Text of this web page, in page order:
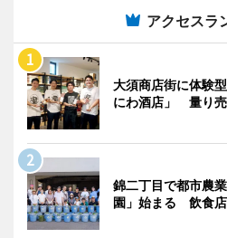
アクセスラ
大須商店街に体験
にわ酒店」 量り
錦二丁目で都市農
園」始まる 飲食